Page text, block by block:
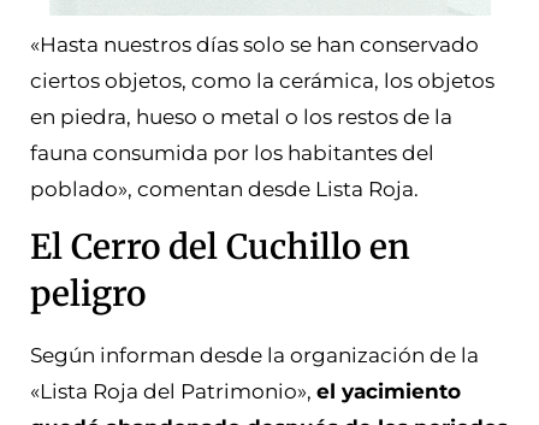
«Hasta nuestros días solo se han conservado
ciertos objetos, como la cerámica, los objetos
en piedra, hueso o metal o los restos de la
fauna consumida por los habitantes del
poblado», comentan desde Lista Roja.
El Cerro del Cuchillo en
peligro
Según informan desde la organización de la
«Lista Roja del Patrimonio», el yacimiento